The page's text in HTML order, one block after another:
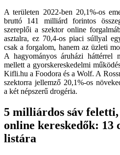
A területen 2022-ben 20,1%-os
bruttó 141 milliárd forintos
szereplői a szektor online
asztalra, ez 70,4-os piaci súllyal
csak a forgalom, hanem az üzleti
A hagyományos áruházi háttérrel
mellett a gyorskereskedelmi
Kifli.hu a Foodora és a Wolf. A
szektorra jellemző 20,1%-os
a két népszerű drogéria.
5 milliárdos sáv
online kereskedők: 13
listára